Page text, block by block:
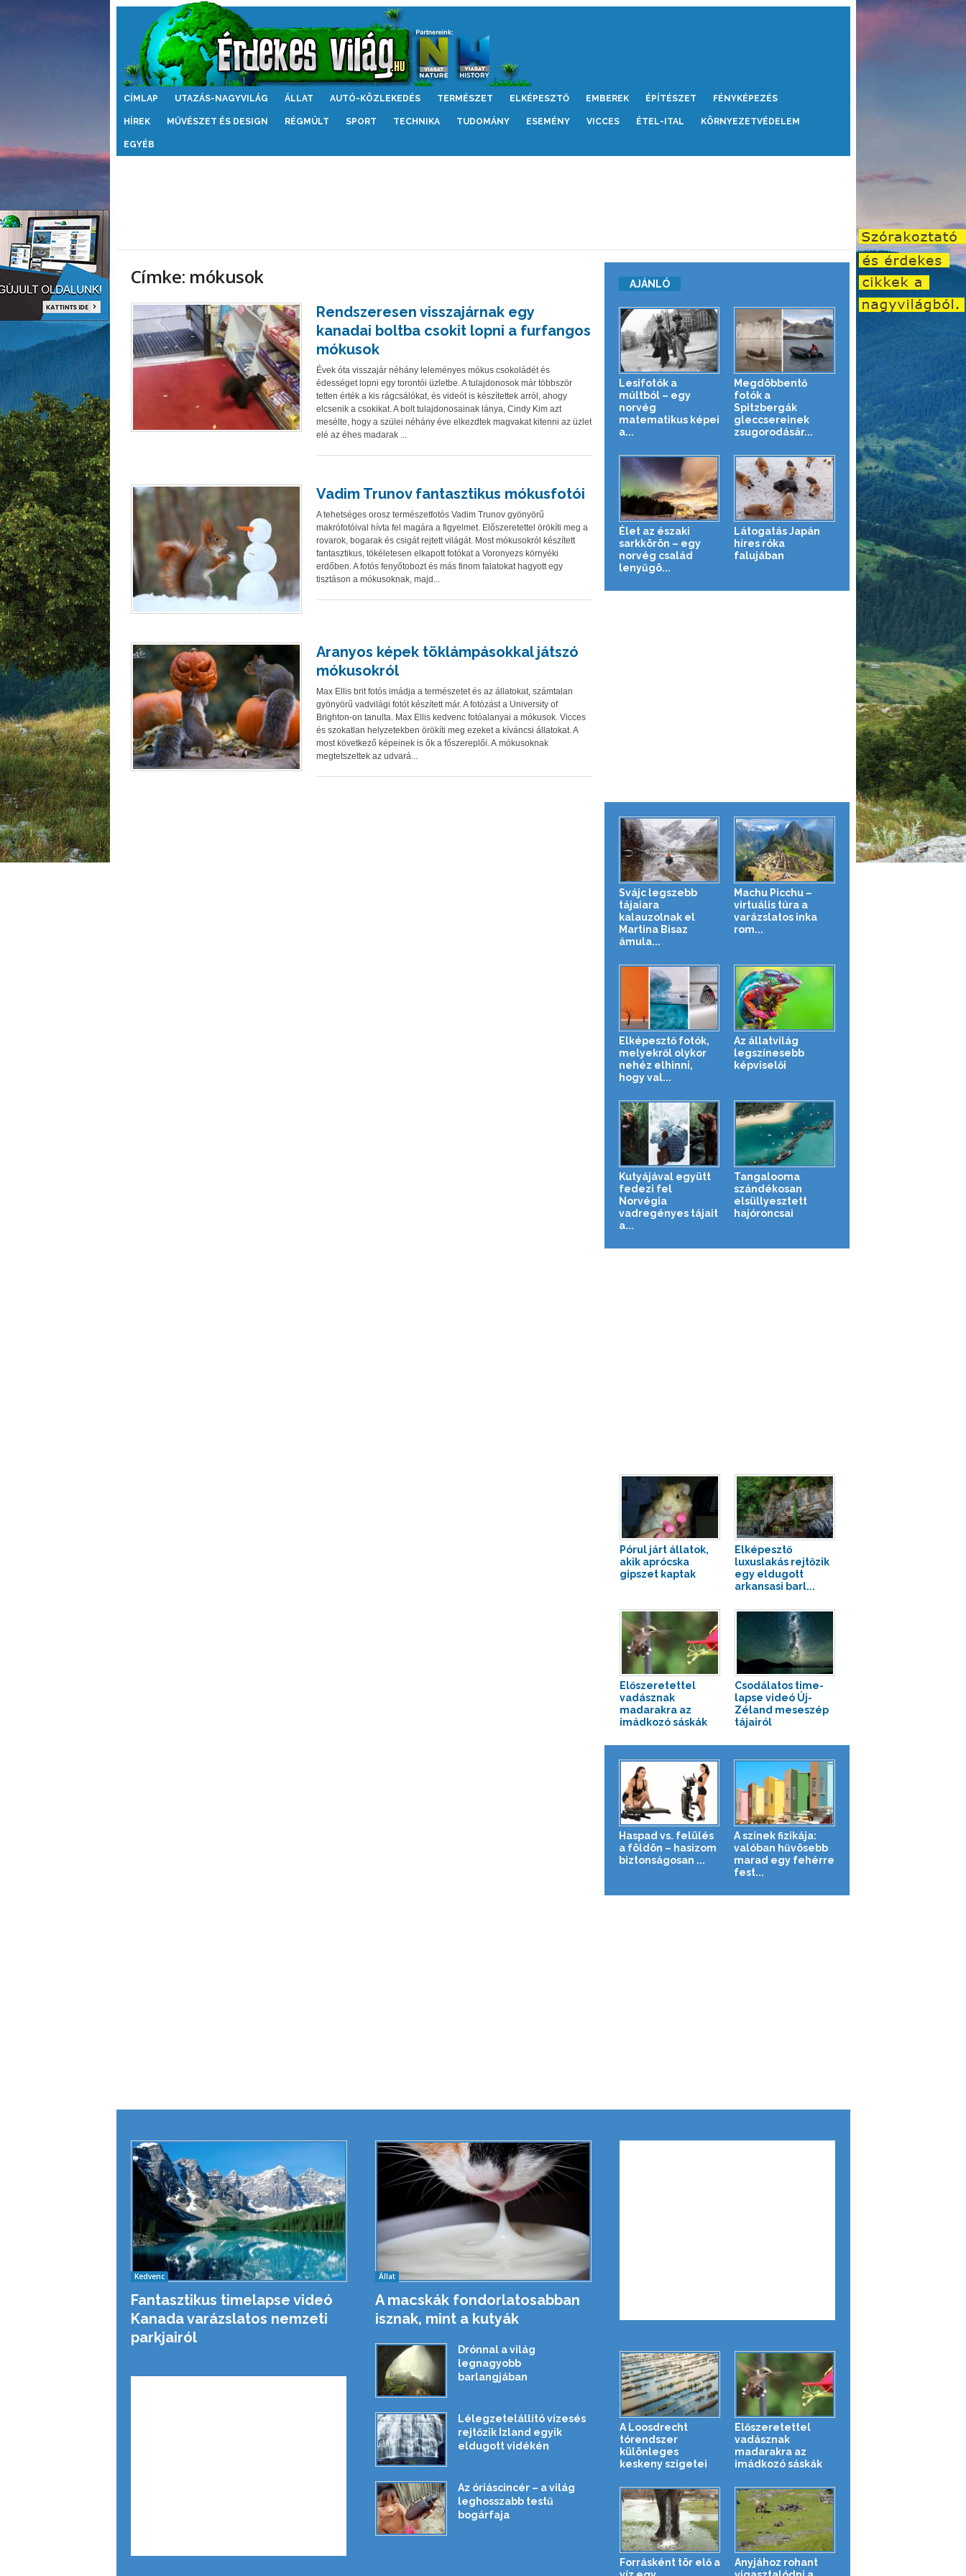
Érdekes
CÍMLAP UTAZÁS-NAGYVILÁG ÁLLAT AUTÓ-KÖZLEKEDÉS TERMÉSZET ELKÉPESZTŐ EMBEREK ÉPÍTÉSZET FÉNYKÉPEZÉS
HÍREK MŰVÉSZET ÉS DESIGN RÉGMÚLT SPORT TECHNIKA TUDOMÁNY ESEMÉNY VICCES ÉTEL-ITAL KÖRNYEZETVÉDELEM
EGYÉB
Címke: mókusok
Rendszeresen visszajárnak egy
kanadai boltba csokit lopni a furfangos
mókusok
Évek óta visszajár néhány leleményes mókus csokoládét és
édességet lopni egy torontói üzletbe. A tulajdonosok már többször
tetten érték a kis rágcsálókat, és videót is készítettek arról, ahogy
elcsenik a csokikat. A bolt tulajdonosainak lánya, Cindy Kim azt
mesélte, hogy a szülei néhány éve elkezdtek magvakat kitenni az üzlet
elé az éhes madarak ...
Vadim Trunov fantasztikus mókusfotói
A tehetséges orosz természetfotós Vadim Trunov gyönyörű
makrófotóival hívta fel magára a figyelmet. Előszeretettel örökíti meg a
rovarok, bogarak és csigát rejtett világát. Most mókusokról készített
fantasztikus, tökéletesen elkapott fotókat a Voronyezs környéki
erdőben. A fotós fenyőtobozt és más finom falatokat hagyott egy
tisztáson a mókusoknak, majd...
Aranyos képek töklámpásokkal játszó
mókusokról
Max Ellis brit fotós imádja a természetet és az állatokat, számtalan
gyönyörű vadvilági fotót készített már. A fotózást a University of
Brighton-on tanulta. Max Ellis kedvenc fotóalanyai a mókusok. Vicces
és szokatlan helyzetekben örökíti meg ezeket a kíváncsi állatokat. A
most következő képeinek is ők a főszereplői. A mókusoknak
megtetszettek az udvará...
AJÁNLÓ
Lesifotók a
múltból – egy
norvég
matematikus képei
a...
Megdöbbentő
fotók a
Spitzbergák
gleccsereinek
zsugorodásár...
Élet az északi
sarkkörön – egy
norvég család
lenyűgö...
Látogatás Japán
híres róka
falujában
Svájc legszebb
tájaiara
kalauzolnak el
Martina Bisaz
ámula...
Machu Picchu –
virtuális túra a
varázslatos inka
rom...
Elképesztő fotók,
melyekről olykor
nehéz elhinni,
hogy val...
Az állatvilág
legszínesebb
képviselői
Kutyájával együtt
fedezi fel
Norvégia
vadregényes tájait
a...
Tangalooma
szándékosan
elsüllyesztett
hajóroncsai
Pórul járt állatok,
akik aprócska
gipszet kaptak
Elképesztő
luxuslakás rejtőzik
egy eldugott
arkansasi barl...
Előszeretettel
vadásznak
madarakra az
imádkozó sáskák
Csodálatos time-
lapse videó Új-
Zéland meseszép
tájairól
Haspad vs. felülés
a földön – hasizom
biztonságosan ...
A színek fizikája:
valóban hűvösebb
marad egy fehérre
fest...
Kedvenc
Fantasztikus timelapse videó
Kanada varázslatos nemzeti
parkjairól
Állat
A macskák fondorlatosabban
isznak, mint a kutyák
Drónnal a világ
legnagyobb
barlangjában
Lélegzetelállító vízesés
rejtőzik Izland egyik
eldugott vidékén
Az óriáscincér – a világ
leghosszabb testű
bogárfaja
A Loosdrecht
tórendszer
különleges
keskeny szigetei
Előszeretettel
vadásznak
madarakra az
imádkozó sáskák
Forrásként tör elő a
Anyjához rohant